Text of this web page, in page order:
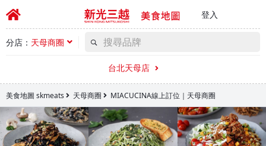
登入
分店： 天母商圈
台北天母店
美食地圖 skmeats 天母商圈 MIACUCINA線上訂位｜天母商圈